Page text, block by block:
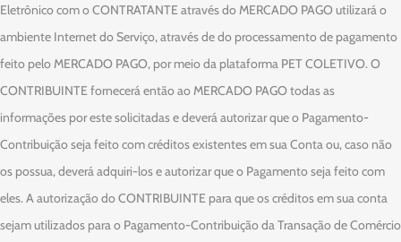
Eletrônico com o CONTRATANTE através do MERCADO PAGO utilizará o
ambiente Internet do Serviço, através de do processamento de pagamento
feito pelo MERCADO PAGO, por meio da plataforma PET COLETIVO. O
CONTRIBUINTE fornecerá então ao MERCADO PAGO todas as
informações por este solicitadas e deverá autorizar que o Pagamento-
Contribuição seja feito com créditos existentes em sua Conta ou, caso não
os possua, deverá adquiri-los e autorizar que o Pagamento seja feito com
eles. A autorização do CONTRIBUINTE para que os créditos em sua conta
sejam utilizados para o Pagamento-Contribuição da Transação de Comércio